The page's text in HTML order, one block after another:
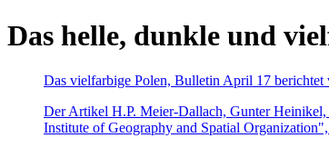
Das helle, dunkle und
Das vielfarbige Polen, Bulletin April 17
Der Artikel H.P. Meier-Dallach, Gunter
Institute of Geography and Spatial